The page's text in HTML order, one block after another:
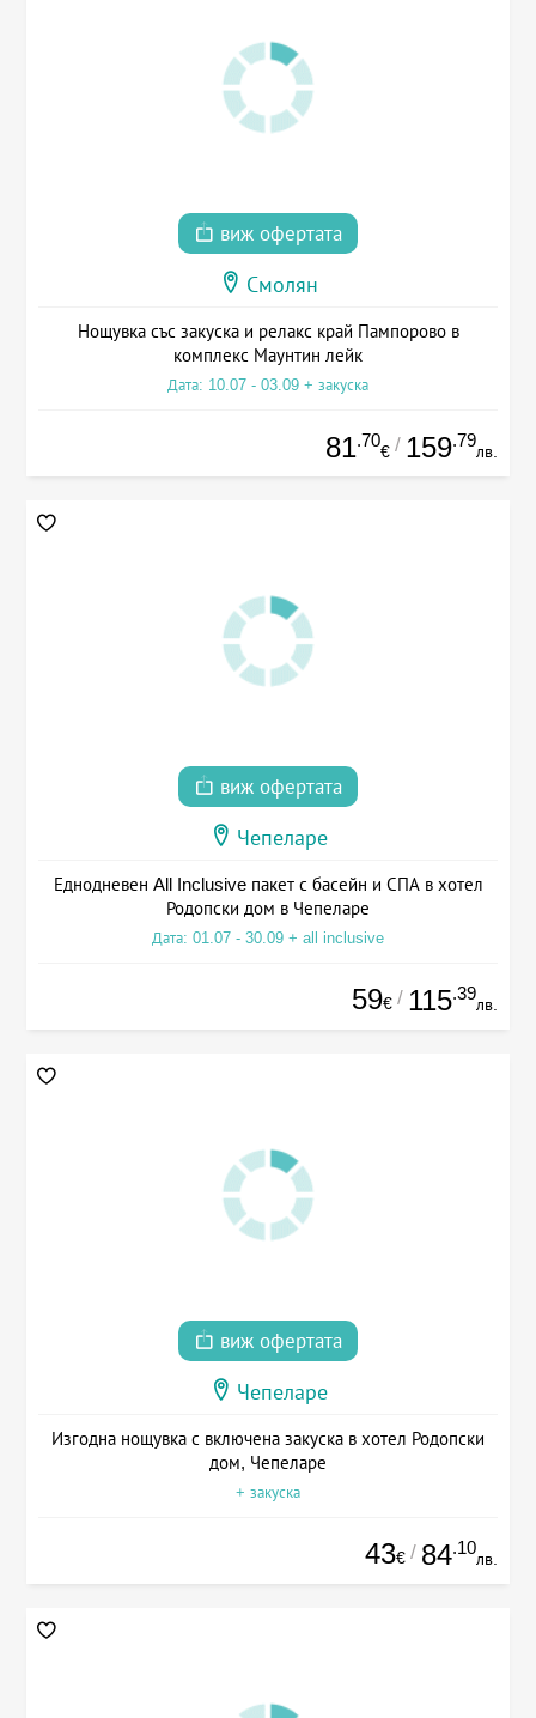
виж офертата
Смолян
Нощувка със закуска и релакс край Пампорово в
комплекс Маунтин лейк
Дата: 10.07 - 03.09 + закуска
81.70
€ / 159.79
лв.
виж офертата
Чепеларе
Еднодневен All Inclusive пакет с басейн и СПА в хотел
Родопски дом в Чепеларе
Дата: 01.07 - 30.09 + all inclusive
59€ / 115.39
лв.
виж офертата
Чепеларе
Изгодна нощувка с включена закуска в хотел Родопски
дом, Чепеларе
+ закуска
43€ / 84.10
лв.